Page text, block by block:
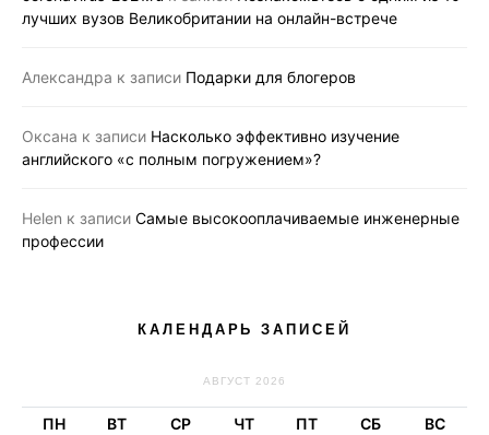
лучших вузов Великобритании на онлайн-встрече
Александра к записи Подарки для блогеров
Оксана к записи Насколько эффективно изучение
английского «с полным погружением»?
Helen к записи Самые высокооплачиваемые инженерные
профессии
КАЛЕНДАРЬ ЗАПИСЕЙ
АВГУСТ 2026
ПН ВТ СР ЧТ ПТ СБ ВС